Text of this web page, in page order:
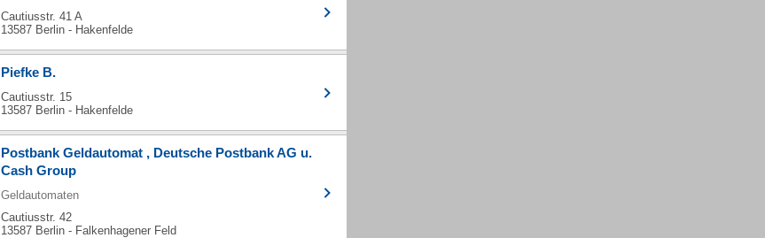
Cautiusstr. 41 A
13587 Berlin - Hakenfelde
Piefke B.
Cautiusstr. 15
13587 Berlin - Hakenfelde
Postbank Geldautomat , Deutsche Postbank AG u.
Cash Group
Geldautomaten
Cautiusstr. 42
13587 Berlin - Falkenhagener Feld